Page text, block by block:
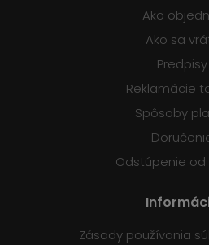
Ako
Ako sa
Predpisy
Reklamácie
Spôsoby
Odstúpenie od
Zásady používania